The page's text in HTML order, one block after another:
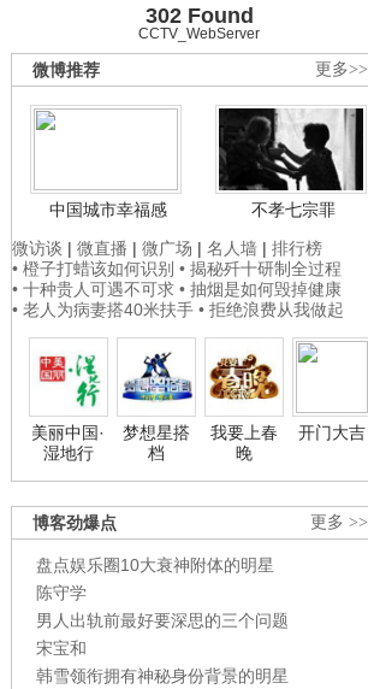
302 Found
CCTV_WebServer
更多>>
微博推荐
中国城市幸福感
不孝七宗罪
微访谈 | 微直播 | 微广场 | 名人墙 | 排行榜
• 橙子打蜡该如何识别 • 揭秘歼十研制全过程
• 十种贵人可遇不可求 • 抽烟是如何毁掉健康
• 老人为病妻搭40米扶手 • 拒绝浪费从我做起
美丽中国·
湿地行
梦想星搭
档
我要上春
晚
开门大吉
更多 >>
博客劲爆点
盘点娱乐圈10大衰神附体的明星
陈守学
男人出轨前最好要深思的三个问题
宋宝和
韩雪领衔拥有神秘身份背景的明星